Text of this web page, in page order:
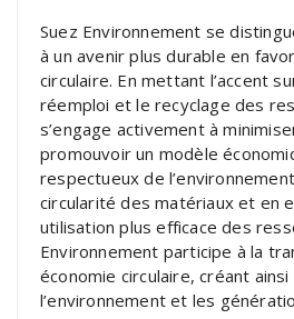
Suez Environnement se
à un avenir plus durable en
circulaire. En mettant l’accent
réemploi et le recyclage des
s’engage activement à
promouvoir un modèle
respectueux de
circularité des matériaux et en
utilisation plus efficace des
Environnement participe à la
économie circulaire, créant
l’environnement et les